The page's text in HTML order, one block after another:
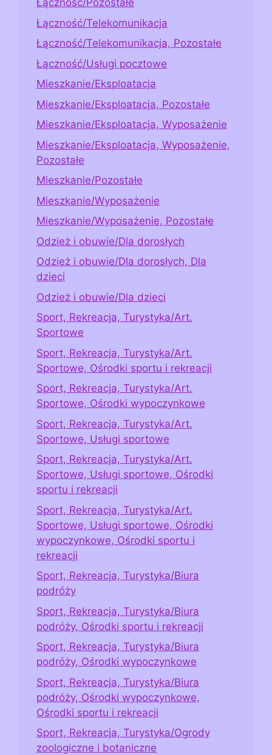
Łączność/Pozostałe
Łączność/Telekomunikacja
Łączność/Telekomunikacja, Pozostałe
Łączność/Usługi pocztowe
Mieszkanie/Eksploatacja
Mieszkanie/Eksploatacja, Pozostałe
Mieszkanie/Eksploatacja, Wyposażenie
Mieszkanie/Eksploatacja, Wyposażenie,
Pozostałe
Mieszkanie/Pozostałe
Mieszkanie/Wyposażenie
Mieszkanie/Wyposażenie, Pozostałe
Odzież i obuwie/Dla dorosłych
Odzież i obuwie/Dla dorosłych, Dla
dzieci
Odzież i obuwie/Dla dzieci
Sport, Rekreacja, Turystyka/Art.
Sportowe
Sport, Rekreacja, Turystyka/Art.
Sportowe, Ośrodki sportu i rekreacji
Sport, Rekreacja, Turystyka/Art.
Sportowe, Ośrodki wypoczynkowe
Sport, Rekreacja, Turystyka/Art.
Sportowe, Usługi sportowe
Sport, Rekreacja, Turystyka/Art.
Sportowe, Usługi sportowe, Ośrodki
sportu i rekreacji
Sport, Rekreacja, Turystyka/Art.
Sportowe, Usługi sportowe, Ośrodki
wypoczynkowe, Ośrodki sportu i
rekreacji
Sport, Rekreacja, Turystyka/Biura
podróży
Sport, Rekreacja, Turystyka/Biura
podróży, Ośrodki sportu i rekreacji
Sport, Rekreacja, Turystyka/Biura
podróży, Ośrodki wypoczynkowe
Sport, Rekreacja, Turystyka/Biura
podróży, Ośrodki wypoczynkowe,
Ośrodki sportu i rekreacji
Sport, Rekreacja, Turystyka/Ogrody
zoologiczne i botaniczne